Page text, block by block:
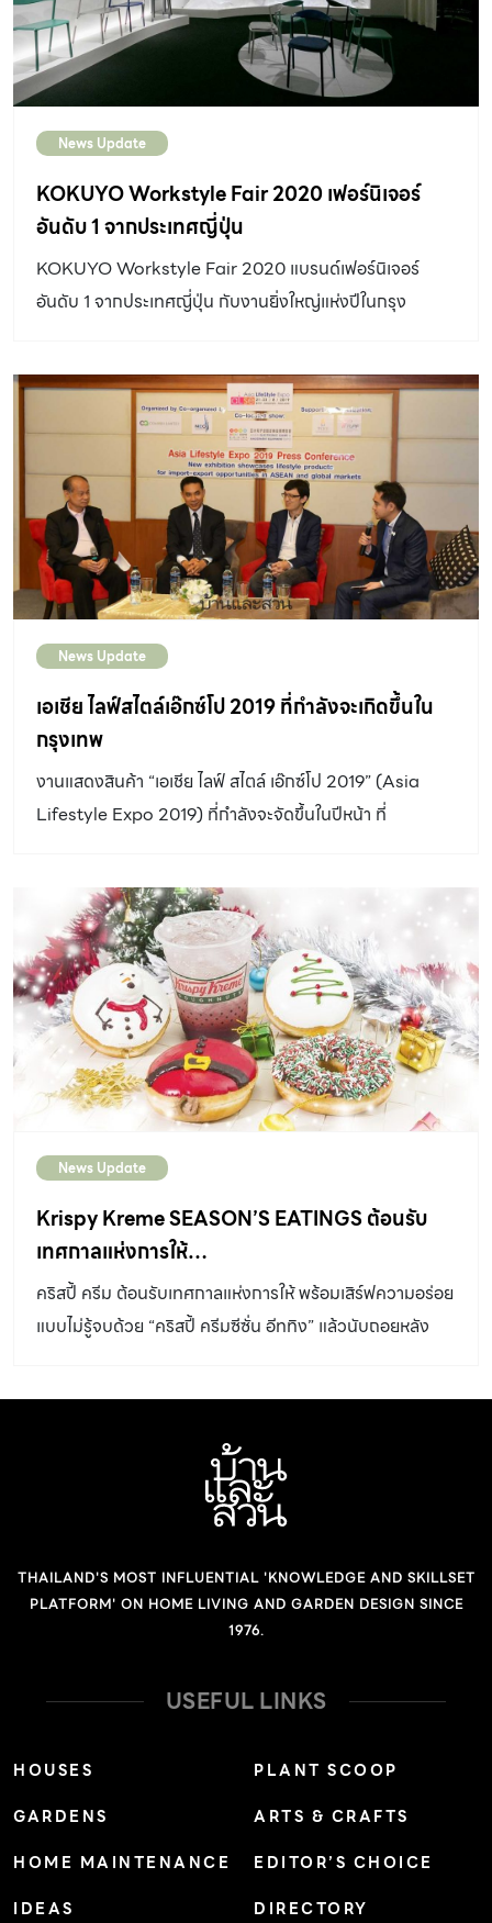
News Update
KOKUYO Workstyle Fair 2020 เฟอร์นิเจอร์
อันดับ 1 จากประเทศญี่ปุ่น
KOKUYO Workstyle Fair 2020 แบรนด์เฟอร์นิเจอร์
อันดับ 1 จากประเทศญี่ปุ่น กับงานยิ่งใหญ่แห่งปีในกรุง
News Update
เอเชีย ไลฟ์สไตล์เอ๊กซ์โป 2019 ที่กำลังจะเกิดขึ้นใน
กรุงเทพ
งานแสดงสินค้า “เอเชีย ไลฟ์ สไตล์ เอ๊กซ์โป 2019” (Asia
Lifestyle Expo 2019) ที่กำลังจะจัดขึ้นในปีหน้า ที่
การค้าเสรี และกระตุ้นความสัมพันธ์ทางการตลาดในภูมิภาค
อาเซียนให้แน่นแฟ้นยิ่งขึ้น งานแสดงสินค้าไลฟ์สไตล์ครั้งนี้จะ
ถูกจัดขึ้นในวันที่ 21-23 สิงหาคม 2562 ที่ศูนย์นิทรรศการ
และการประชุมไบเทค บางนา งานนี้เป็นการเปิดโอกาสให้ผู้เข้า
ร่วมงาน ไม่ว่าจะเป็นตัวแทนค้าปลีก, บริษัทการค้า, บริษัทอี-
คอมเมิร์ซ และผู้ค้าขายออนไลน์ นำเข้าสินค้าไลฟ์สไตล์ จากต่าง
ประเทศมาสู่อาเซียน และส่งออกสินค้าไลฟ์สไตล์ที่ผลิตใน
เข้าร่วม แสดงสินค้าประมาณ 500 บูธ ครอบคลุมทุกประเภท
ของสินค้าทั้งของขวัญ, เครื่องใช้ไฟฟ้าในครัวเรือน, ของเล่น,
เครื่องประดับ, ของใช้ ในครัว, สินค้าหัตถกรรม รวมไปถึง
เครื่องใช้ภายในบ้าน สอดคล้องกับแนวคิดการตลาดบนเส้น
ทางสายไหมแห่งศตวรรษที่21 การจัดงานเอเชียไลฟ์สไตล์ เอ๊ก
ซ์โป 2019 (Asia lifestyle expo 2019) ขึ้นในครั้งนี้จะ
การค้าขายจากทวีปสู่ทวีป ในฐานะที่เป็นภูมิภาคแห่ง การนำ
เข้าและส่งออกที่สำคัญ เห็นได้จากการเจริญเติบโตอย่าง
รวดเร็วทางเศรษฐกิจ ซึ่งในปี […]
News Update
Krispy Kreme SEASON’S EATINGS ต้อนรับ
เทศกาลแห่งการให้…
คริสปี้ ครีม ต้อนรับเทศกาลแห่งการให้ พร้อมเสิร์ฟความอร่อย
แบบไม่รู้จบด้วย “คริสปี้ ครีมซีซั่น อีททิง” แล้วนับถอยหลัง
THAILAND'S MOST INFLUENTIAL 'KNOWLEDGE AND SKILLSET
PLATFORM' ON HOME LIVING AND GARDEN DESIGN SINCE
1976.
USEFUL LINKS
HOUSES
GARDENS
HOME MAINTENANCE
IDEAS
PLANT SCOOP
ARTS & CRAFTS
EDITOR’S CHOICE
DIRECTORY